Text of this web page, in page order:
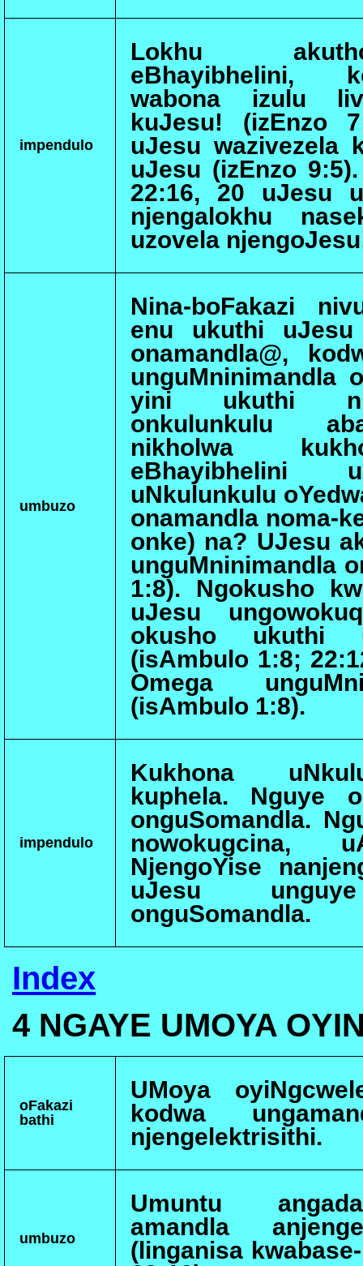
impendulo
Lokhu
eBhayibhelini,
wabona izulu
kuJesu! (izEnzo
uJesu wazivezela
uJesu (izEnzo
22:16, 20 uJesu
njengalokhu
uzovela
umbuzo
Nina-boFakazi
enu ukuthi uJesu
onamandla@,
unguMninimandla
yini ukuthi
onkulunkulu
nikholwa
eBhayibhelini
uNkulunkulu
onamandla noma-
onke) na? UJesu
unguMninimandla
1:8). Ngokusho
uJesu
okusho ukuthi
(isAmbulo 1:8;
Omega
(isAmbulo 1:8).
impendulo
Kukhona
kuphela. Nguye
onguSomandla.
nowokugcina,
NjengoYise
uJesu
onguSomandla.
Index
4 NGAYE UMOYA
oFakazi
bathi
UMoya
kodwa
njengelektrisithi.
umbuzo
Umuntu
amandla
(linganisa